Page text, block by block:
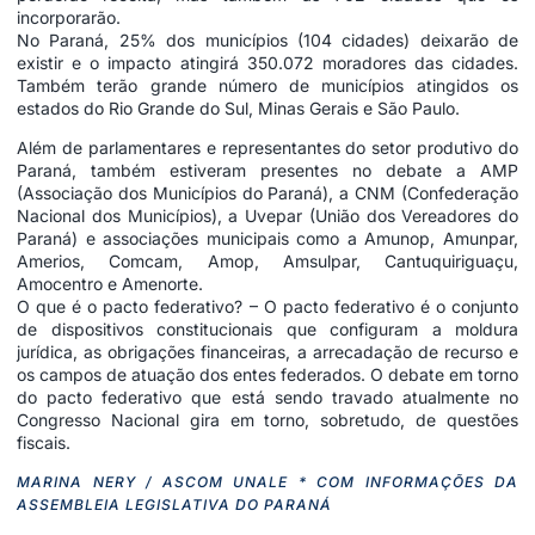
incorporarão.
No Paraná, 25% dos municípios (104 cidades) deixarão de
existir e o impacto atingirá 350.072 moradores das cidades.
Também terão grande número de municípios atingidos os
estados do Rio Grande do Sul, Minas Gerais e São Paulo.
Além de parlamentares e representantes do setor produtivo do
Paraná, também estiveram presentes no debate a AMP
(Associação dos Municípios do Paraná), a CNM (Confederação
Nacional dos Municípios), a Uvepar (União dos Vereadores do
Paraná) e associações municipais como a Amunop, Amunpar,
Amerios, Comcam, Amop, Amsulpar, Cantuquiriguaçu,
Amocentro e Amenorte.
O que é o pacto federativo? – O pacto federativo é o conjunto
de dispositivos constitucionais que configuram a moldura
jurídica, as obrigações financeiras, a arrecadação de recurso e
os campos de atuação dos entes federados. O debate em torno
do pacto federativo que está sendo travado atualmente no
Congresso Nacional gira em torno, sobretudo, de questões
fiscais.
MARINA NERY / ASCOM UNALE * COM INFORMAÇÕES DA
ASSEMBLEIA LEGISLATIVA DO PARANÁ